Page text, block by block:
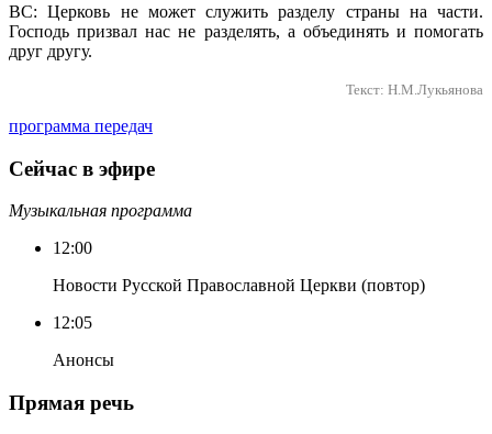
ВС: Церковь не может служить разделу страны на части.
Господь призвал нас не разделять, а объединять и помогать
друг другу.
Текст: Н.М.Лукьянова
программа передач
Сейчас в эфире
Музыкальная программа
12:00
Новости Русской Православной Церкви (повтор)
12:05
Анонсы
Прямая речь